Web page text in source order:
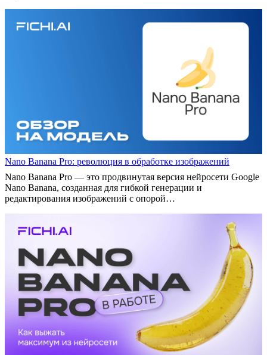
Nano Banana Pro: революция в обработке изображений
Nano Banana Pro — это продвинутая версия нейросети Google
Nano Banana, созданная для гибкой генерации и
редактирования изображений с опорой…